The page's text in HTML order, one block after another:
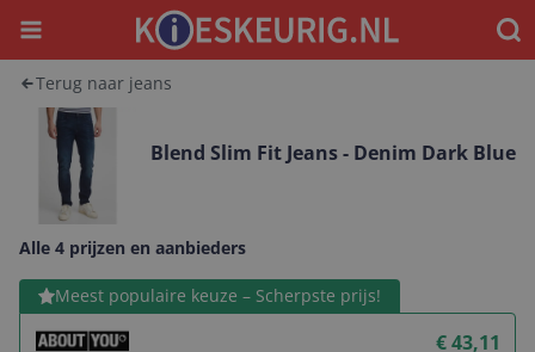
Menu
Terug naar jeans
Blend Slim Fit Jeans - Denim Dark Blue
Alle 4 prijzen en aanbieders
Meest populaire keuze – Scherpste prijs!
€ 43,11
Bekijk product